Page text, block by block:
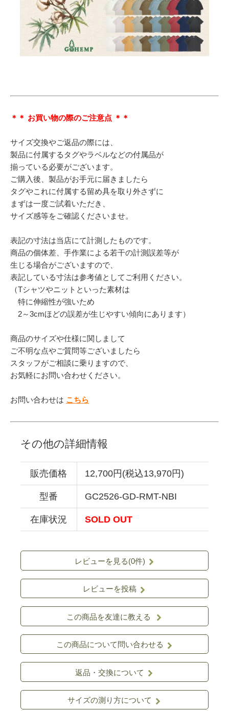
＊＊ お買い物の際のご注意点 ＊＊
サイズ交換やご返品の際には、
製品に付属するタグやラベルなどの付属品が
揃っている必要がございます。
ご購入後、製品がお手元に届きましたら
タグやこれに付属する留め具を取り外さずに
まずは一度ご試着いただき、
サイズ感等をご確認くださいませ。
表記の寸法は当店にて計測したものです。
商品の個体差、手作業による若干の計測誤差等が
生じる場合がございますので、
表記している寸法は参考値としてご利用ください。
（Tシャツやニットといった素材は
特に伸縮性が強いため
2～3cmほどの誤差が生じやすい傾向にあります）
商品のサイズや仕様に関しまして
ご不明な点やご質問等ございましたら
スタッフがご相談に乗りますので、
お気軽にお問い合わせください。
お問い合わせは こちら
その他の詳細情報
販売価格 12,700円(税込13,970円)
型番 GC2526-GD-RMT-NBI
在庫状況 SOLD OUT
レビューを見る(0件)
レビューを投稿
この商品を友達に教える
この商品について問い合わせる
返品・交換について
サイズの測り方について